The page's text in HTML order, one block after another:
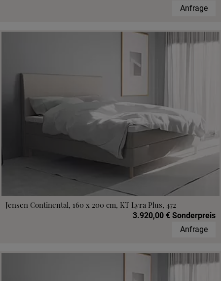
Anfrage
Jensen Continental, 160 x 200 cm, KT Lyra Plus, 472
3.920,00 € Sonderpreis
Anfrage